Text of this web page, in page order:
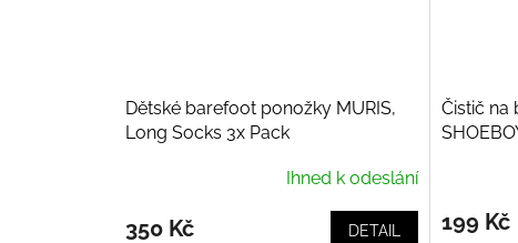
Dětské barefoot ponožky MURIS,
Long Socks 3x Pack
Ihned k odeslání
350 Kč DETAIL
Čistič na
199 Kč